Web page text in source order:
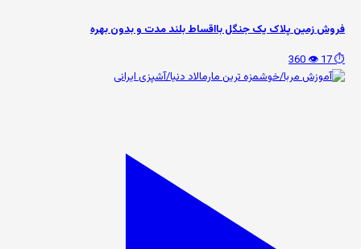
فروش زمین پلاک یک جنگل بااقساط بلند مدت و بدون بهره
⏱️ 17
👁️ 360